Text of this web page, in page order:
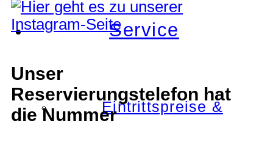
Service
Eintrittspreise &
Unser
Reservierungstelefon hat
die Nummer